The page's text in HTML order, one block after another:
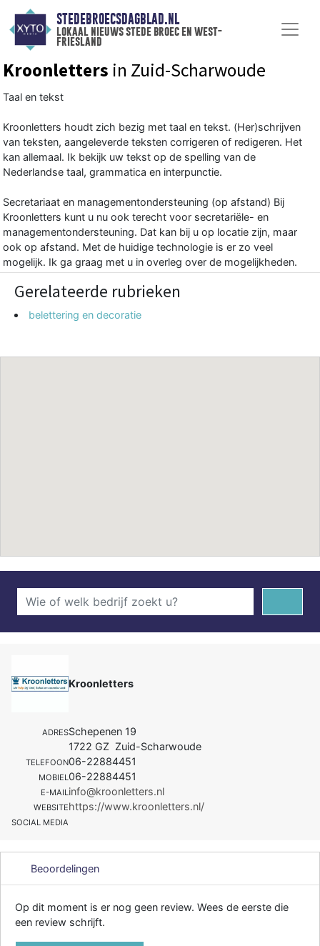
STEDEBROECSDAGBLAD.NL
lokaal nieuws stede broec en west-
friesland
Kroonletters in Zuid-Scharwoude
Taal en tekst
Kroonletters houdt zich bezig met taal en tekst. (Her)schrijven
van teksten, aangeleverde teksten corrigeren of redigeren. Het
kan allemaal. Ik bekijk uw tekst op de spelling van de
Nederlandse taal, grammatica en interpunctie.
Secretariaat en managementondersteuning (op afstand) Bij
Kroonletters kunt u nu ook terecht voor secretariële- en
managementondersteuning. Dat kan bij u op locatie zijn, maar
ook op afstand. Met de huidige technologie is er zo veel
mogelijk. Ik ga graag met u in overleg over de mogelijkheden.
Gerelateerde rubrieken
belettering en decoratie
Kroonletters
ADRESSchepenen 19
1722 GZ Zuid-Scharwoude
TELEFOON06-22884451
MOBIEL 06-22884451
E-MAIL info@kroonletters.nl
WEBSITEhttps://www.kroonletters.nl/
SOCIAL MEDIA
Beoordelingen
Op dit moment is er nog geen review. Wees de eerste die
een review schrijft.